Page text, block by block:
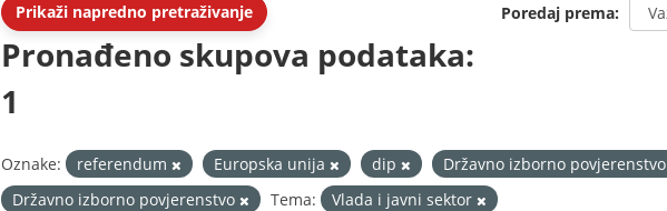
Prikaži napredno pretraživanje Poredaj prema
Pronađeno skupova podataka:
1
Oznake: referendum Europska unija dip Državno izborno povjerenstvo
Državno izborno povjerenstvo
Tema: Vlada i javni sektor